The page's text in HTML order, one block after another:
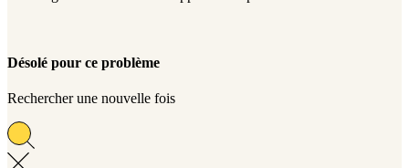
Désolé pour ce problème
Rechercher une nouvelle fois